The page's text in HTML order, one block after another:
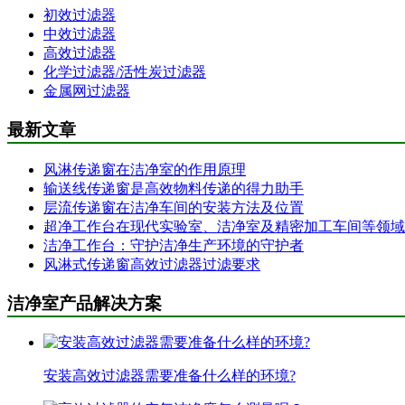
初效过滤器
中效过滤器
高效过滤器
化学过滤器/活性炭过滤器
金属网过滤器
最新文章
风淋传递窗在洁净室的作用原理
输送线传递窗是高效物料传递的得力助手
层流传递窗在洁净车间的安装方法及位置
超净工作台在现代实验室、洁净室及精密加工车间等领
洁净工作台：守护洁净生产环境的守护者
风淋式传递窗高效过滤器过滤要求
洁净室产品解决方案
安装高效过滤器需要准备什么样的环境?